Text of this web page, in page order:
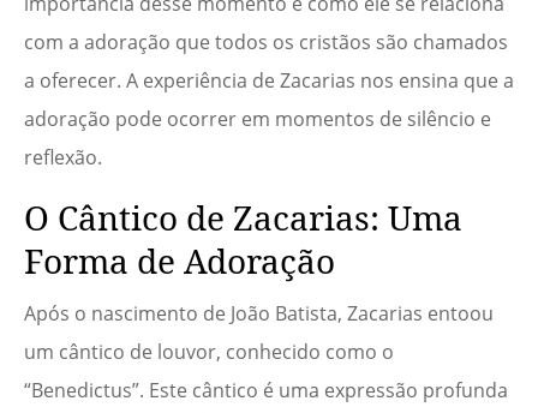
com a adoração que todos os cristãos são chamados
a oferecer. A experiência de Zacarias nos ensina que a
adoração pode ocorrer em momentos de silêncio e
reflexão.
O Cântico de Zacarias: Uma
Forma de Adoração
Após o nascimento de João Batista, Zacarias entoou
um cântico de louvor, conhecido como o
“Benedictus”. Este cântico é uma expressão profunda